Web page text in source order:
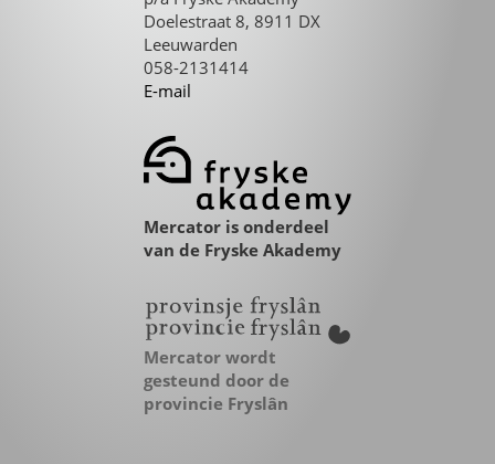
Doelestraat 8, 8911 DX
Leeuwarden
058-2131414
E-mail
Mercator is onderdeel
van de Fryske Akademy
Mercator wordt
gesteund door de
provincie Fryslân